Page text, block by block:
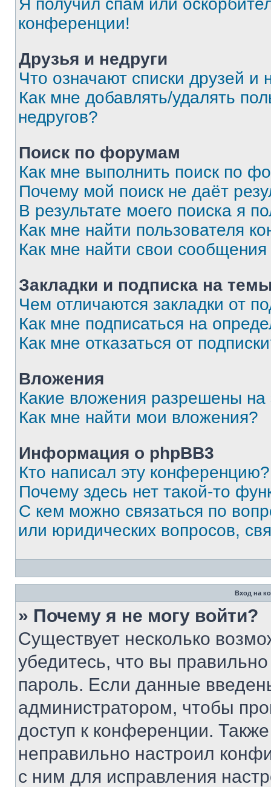
Я получил спам или
конференции!
Друзья и недруги
Что означают списки друзей и
Как мне добавлять/удалять
недругов?
Поиск по форумам
Как мне выполнить поиск по
Почему мой поиск не даёт
В результате моего поиска я
Как мне найти пользователя
Как мне найти свои
Закладки и подписка на
Чем отличаются закладки от
Как мне подписаться на
Как мне отказаться от
Вложения
Какие вложения разрешены
Как мне найти мои вложения?
Информация о phpBB3
Кто написал эту конференцию?
Почему здесь нет такой-то
С кем можно связаться по
или юридических вопросов,
Вход на
» Почему я не могу войти?
Существует несколько
убедитесь, что вы
пароль. Если данные
администратором, чтобы
доступ к конференции.
неправильно настроил
с ним для исправления